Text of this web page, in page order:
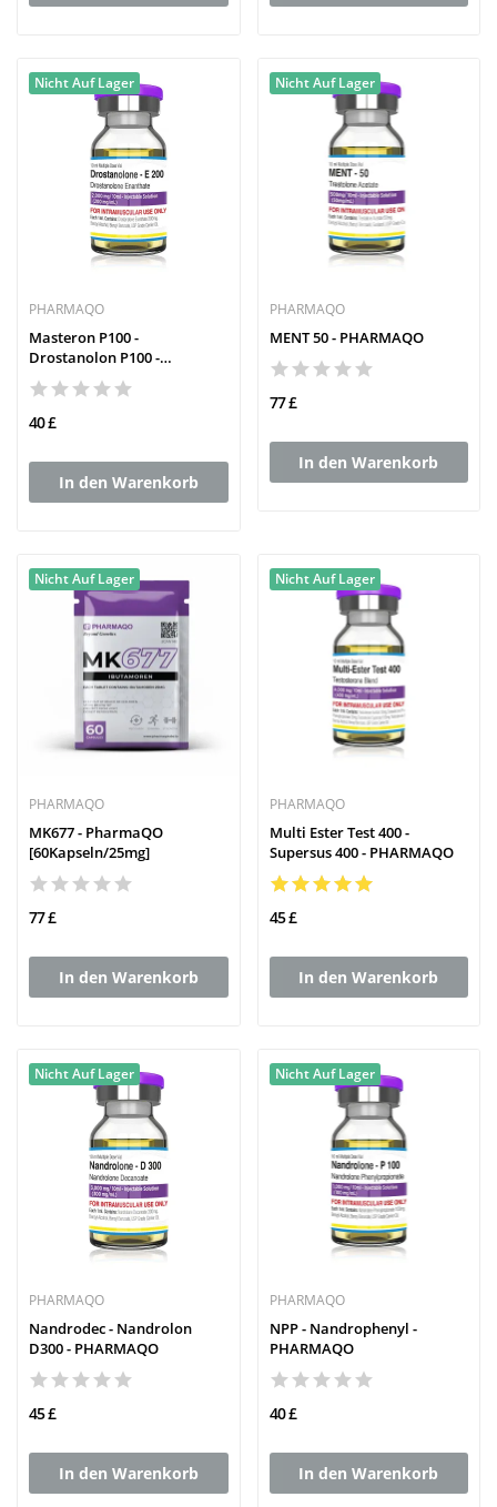
Nicht Auf Lager
PHARMAQO
Masteron P100 -
Drostanolon P100 -
PHARMAQO
40 £
In den Warenkorb
Nicht Auf Lager
PHARMAQO
MENT 50 - PHARMAQO
77 £
In den Warenkorb
Nicht Auf Lager
PHARMAQO
MK677 - PharmaQO
[60Kapseln/25mg]
77 £
In den Warenkorb
Nicht Auf Lager
PHARMAQO
Multi Ester Test 400 -
Supersus 400 - PHARMAQO
45 £
In den Warenkorb
Nicht Auf Lager
PHARMAQO
Nandrodec - Nandrolon
D300 - PHARMAQO
45 £
In den Warenkorb
Nicht Auf Lager
PHARMAQO
NPP - Nandrophenyl -
PHARMAQO
40 £
In den Warenkorb